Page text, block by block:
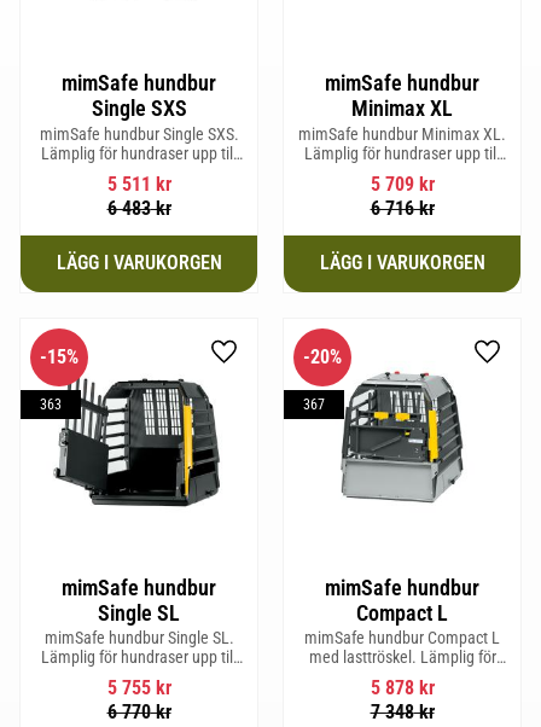
mimSafe hundbur
Single SXS
mimSafe hundbur Single SXS.
Lämplig för hundraser upp till
52 cm i mankhöjd.
5 511 kr
6 483kr
mimSafe hundbur
Minimax XL
mimSafe hundbur Minimax XL.
Lämplig för hundraser upp till
38 cm i mankhöjd.
5 709kr
6 716kr
mimSafe hundbur
Single SL
mimSafe hundbur Single SL.
Lämplig för hundraser upp till
58 cm i mankhöjd.
5 755kr
6 770kr
15%
363
Lägg till i favoriter
mimSafe hundbur
Compact L
mimSafe hundbur Compact L
med lasttröskel. Lämplig för
hundraser upp till 58 cm i
mankhöjd.
5 878kr
7 348kr
20%
367
Lägg